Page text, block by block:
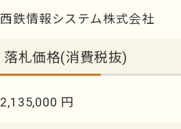
西鉄情報システム株式会社
落札価格(消費税抜)
2,135,000 円